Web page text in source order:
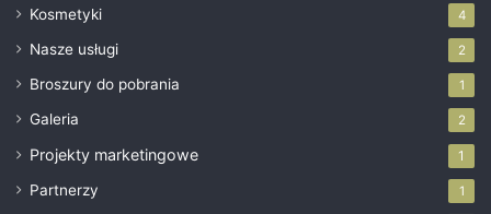
Kosmetyki 4
Nasze usługi 2
Broszury do pobrania 1
Galeria 2
Projekty marketingowe 1
Partnerzy 1